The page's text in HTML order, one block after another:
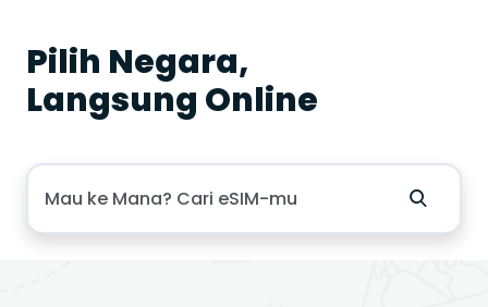
Pilih Negara,
Langsung Online